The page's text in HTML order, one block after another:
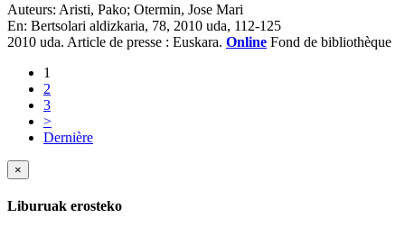
Auteurs: Aristi, Pako; Otermin, Jose Mari
En: Bertsolari aldizkaria, 78, 2010 uda, 112-125
2010 uda. Article de presse : Euskara. Online Fond de bibliothèque
1
2
3
>
Dernière
×
Liburuak erosteko